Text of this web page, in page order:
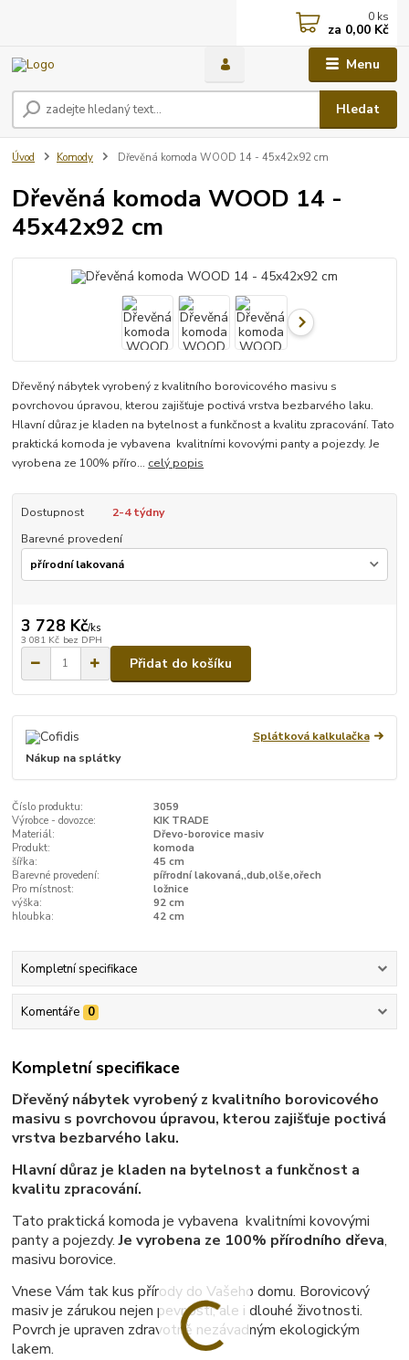
Menu
Hledat
0 ks
za 0,00 Kč
Úvod Komody Dřevěná komoda WOOD 14 - 45x42x92 cm
Dřevěná komoda WOOD 14 -
45x42x92 cm
Dřevěný nábytek vyrobený z kvalitního borovicového masivu s
povrchovou úpravou, kterou zajišťuje poctivá vrstva bezbarvého laku.
Hlavní důraz je kladen na bytelnost a funkčnost a kvalitu zpracování. Tato
praktická komoda je vybavena kvalitními kovovými panty a pojezdy. Je
vyrobena ze 100% příro... celý popis
Dostupnost
2-4 týdny
Barevné provedení
3 728 Kč/ks
3 081 Kč bez DPH
Přidat do košíku
Splátková kalkulačka
Nákup na splátky
Číslo produktu:
3059
Výrobce - dovozce:
KIK TRADE
Materiál:
Dřevo-borovice masiv
Produkt:
komoda
šířka:
45 cm
Barevné provedení:
pířrodní lakovaná,,dub,olše,ořech
Pro místnost:
ložnice
výška:
92 cm
hloubka:
42 cm
Kompletní specifikace
Komentáře 0
Kompletní specifikace
Dřevěný nábytek vyrobený z kvalitního borovicového
masivu s povrchovou úpravou, kterou zajišťuje poctivá
vrstva bezbarvého laku.
Hlavní důraz je kladen na bytelnost a funkčnost a
kvalitu zpracování.
Tato praktická komoda je vybavena kvalitními kovovými
panty a pojezdy.Je vyrobena ze 100% přírodního dřeva,
masivu borovice.
Vnese Vám tak kus přírody do Vašeho domu. Borovicový
masiv je zárukou nejen pevnosti, ale i dlouhé životnosti.
Povrch je upraven zdravotně nezávadným ekologickým
lakem.